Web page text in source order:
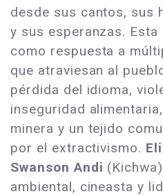
desde sus cantos, sus
y sus esperanzas.
como respuesta a
que atraviesan al
pérdida del idioma,
inseguridad
minera y un tejido
por el extractivismo.
Swanson Andi
ambiental, cineasta y